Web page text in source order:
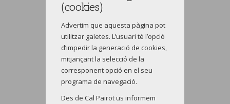
(cookies)
Advertim que aquesta pàgina pot
utilitzar galetes. L’usuari té l’opció
d’impedir la generació de cookies,
mitjançant la selecció de la
corresponent opció en el seu
programa de navegació.
Des de Cal Pairot us informem